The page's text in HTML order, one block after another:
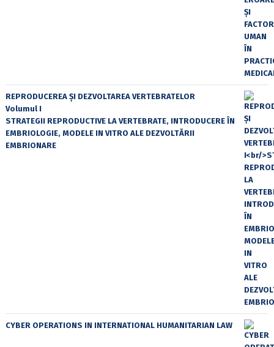
REPRODUCEREA ȘI DEZVOLTAREA VERTEBRATELOR
Volumul I
STRATEGII REPRODUCTIVE LA VERTEBRATE, INTRODUCERE ÎN
EMBRIOLOGIE, MODELE IN VITRO ALE DEZVOLTĂRII
EMBRIONARE
CYBER OPERATIONS IN INTERNATIONAL HUMANITARIAN LAW